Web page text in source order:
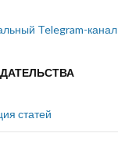
Telegram-канал
статей